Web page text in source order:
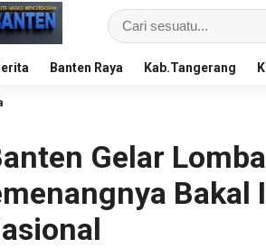
Banten Raya Kab.Tangerang
Gelar
Bakal